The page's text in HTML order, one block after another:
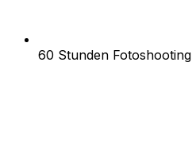
60 Stunden Fotoshooting